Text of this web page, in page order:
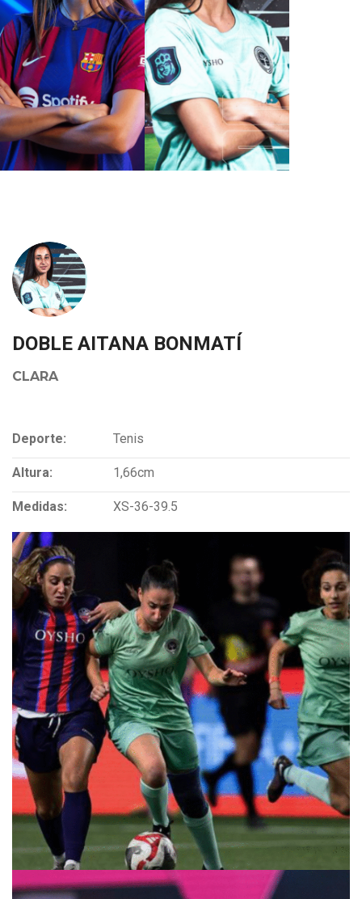
DOBLE AITANA BONMATÍ
CLARA
Deporte: Tenis
Altura: 1,66cm
Medidas: XS-36-39.5